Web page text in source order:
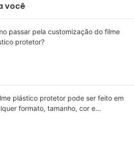
você
passar pela customização do filme
protetor?
plástico protetor pode ser feito em
formato, tamanho, cor e